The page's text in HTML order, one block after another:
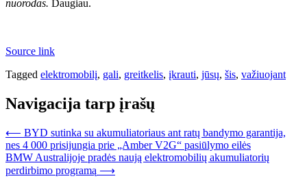
nuorodas. Daugiau.
Source link
Tagged elektromobilį, gali, greitkelis, įkrauti, jūsų, šis, važiuojant
Navigacija tarp įrašų
⟵ BYD sutinka su akumuliatoriaus ant ratų bandymo garantija,
nes 4 000 prisijungia prie „Amber V2G“ pasiūlymo eilės
BMW Australijoje pradės naują elektromobilių akumuliatorių
perdirbimo programą ⟶